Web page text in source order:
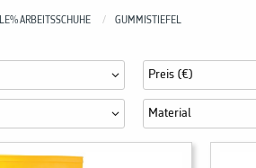
ARBEITSSCHUHE GUMMISTIEFEL
Preis (€)
Material